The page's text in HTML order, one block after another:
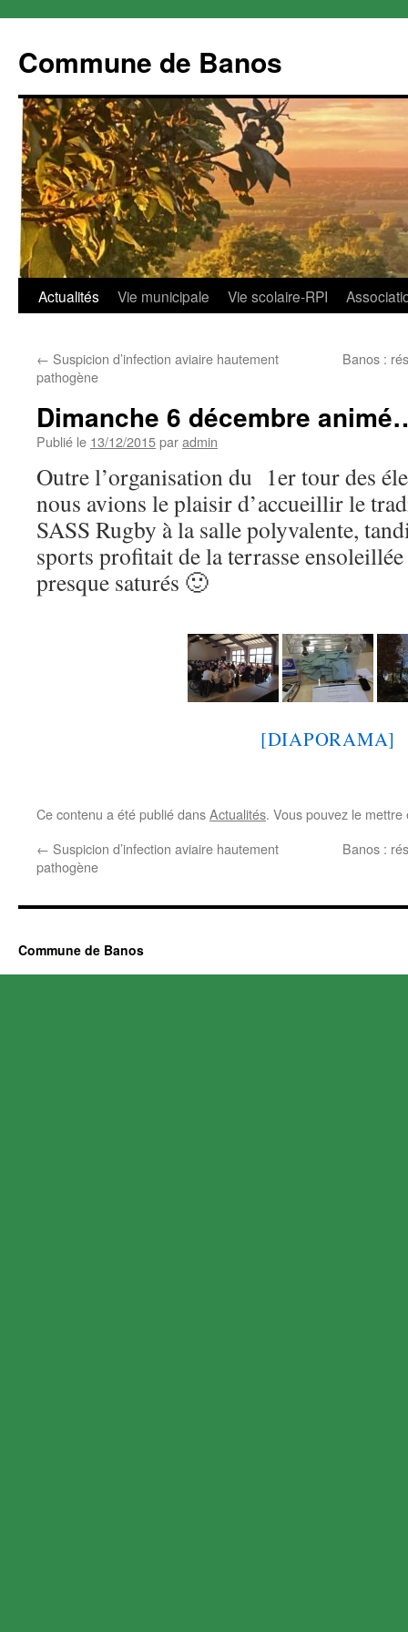
Commune de Banos
Aller
contenu
Actualités Vie municipale Vie scolaire-RPI
← Suspicion d’infection aviaire hautement
pathogène
Banos :
Dimanche 6 décembre
Publié le 13/12/2015paradmin
Outre l’organisation du 1er tour des
nous avions le plaisir d’accueillir le
SASS Rugby à la salle polyvalente,
sports profitait de la terrasse
presque saturés 🙂
[DIAPORAMA]
Ce contenu a été publié dansActualités. Vous pouvez le
← Suspicion d’infection aviaire hautement
pathogène
Banos :
Commune de Banos